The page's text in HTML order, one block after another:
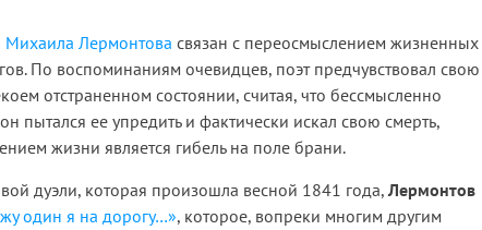
Михаила Лермонтова связан с переосмыслением жизненных
По воспоминаниям очевидцев, поэт предчувствовал свою
отстраненном состоянии, считая, что бессмысленно
пытался ее упредить и фактически искал свою смерть,
жизни является гибель на поле брани.
дуэли, которая произошла весной 1841 года,Лермонтов
один я на дорогу…», которое, вопреки многим другим